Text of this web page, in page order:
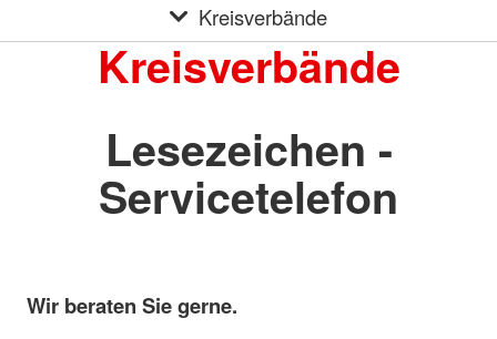
Kreisverbände
Kreisverbände
Lesezeichen -
Servicetelefon
Wir beraten Sie gerne.